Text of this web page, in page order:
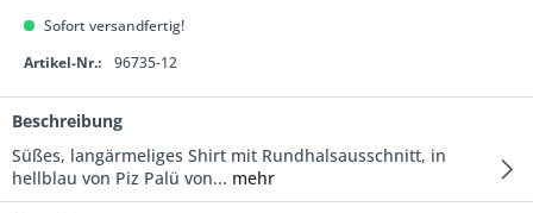
Sofort versandfertig!
Artikel-Nr.:
96735-12
Beschreibung
Süßes, langärmeliges Shirt mit Rundhalsausschnitt, in
hellblau von Piz Palü von... mehr